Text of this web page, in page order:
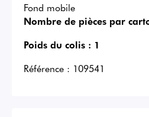
Fond mobile
Nombre de pièces par
Poids du colis : 1
Référence : 109541